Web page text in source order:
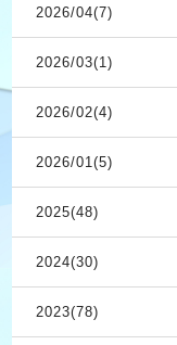
2026/04(7)
2026/03(1)
2026/02(4)
2026/01(5)
2025(48)
2024(30)
2023(78)